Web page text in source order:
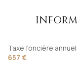
Taxe foncière
657 €